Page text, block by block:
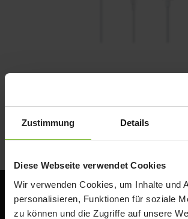
Zustimmung Details
Diese Webseite verwendet Cookies
Wir verwenden Cookies, um Inhalte und
personalisieren, Funktionen für soziale
zu können und die Zugriffe auf unsere
19,00€
Enthält 19% Mwst.